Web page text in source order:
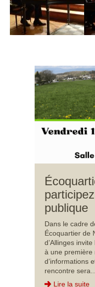
publique
Dans le cadre
Écoquartier de
d’Allinges
à une première
d’informations
rencontre
Lire la suite